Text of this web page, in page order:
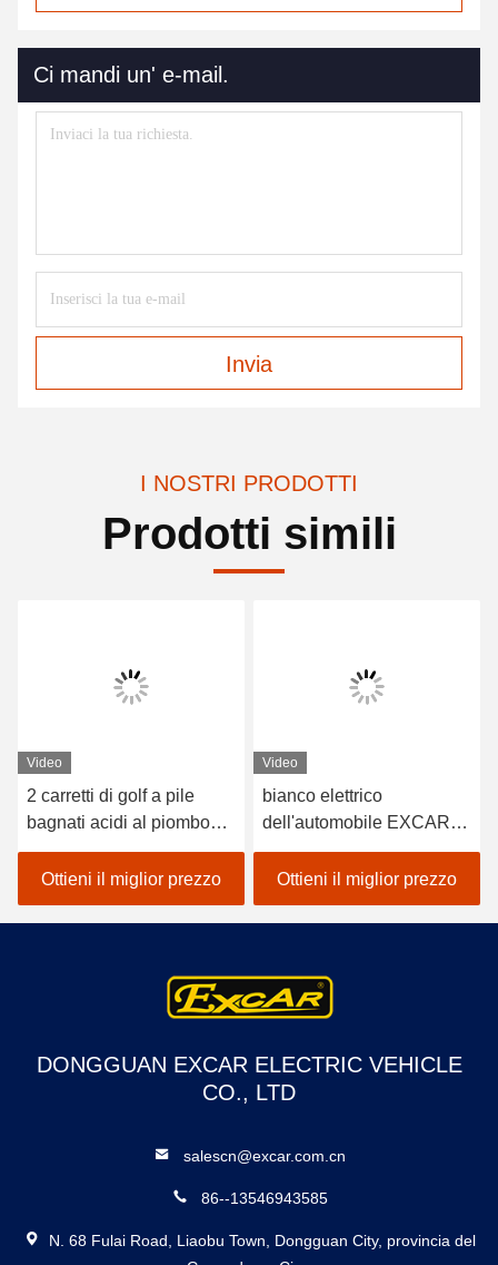
Ci mandi un' e-mail.
Invia
I NOSTRI PRODOTTI
Prodotti simili
Video
2 carretti di golf a pile
bagnati acidi al piombo
dei sedili/golf con errori
elettrico dell'automobile
Ottieni il miglior prezzo
Video
bianco elettrico
dell'automobile EXCAR
A1S6+2 di golf del veicolo
a pile del litio 48V
Ottieni il miglior prezzo
DONGGUAN EXCAR ELECTRIC VEHICLE
CO., LTD
salescn@excar.com.cn
86--13546943585
N. 68 Fulai Road, Liaobu Town, Dongguan City, provincia del